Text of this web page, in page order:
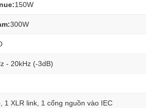
150W
300W
- 20kHz (-3dB)
1 XLR link, 1 cổng nguồn vào IEC